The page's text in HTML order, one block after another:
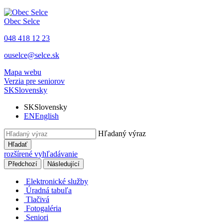
Obec Selce
048 418 12 23
ouselce@selce.sk
Mapa webu
Verzia pre seniorov
SKSlovensky
SKSlovensky
ENEnglish
Hľadaný výraz
Hľadať
rozšírené vyhľadávanie
Předchozí Následující
Elektronické služby
Úradná tabuľa
Tlačivá
Fotogaléria
Seniori